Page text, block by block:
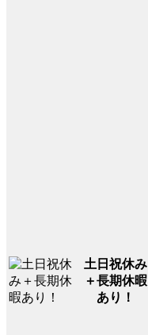
土日祝休み
＋長期休暇
あり！